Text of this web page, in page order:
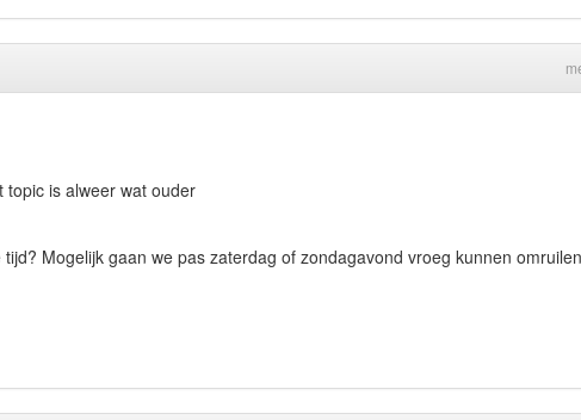
topic is alweer wat ouder
Mogelijk gaan we pas zaterdag of zondagavond vroeg kunnen